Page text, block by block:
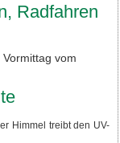
Radfahren
vom
Himmel treibt den UV-